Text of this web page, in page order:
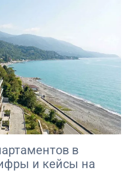
в
и кейсы на